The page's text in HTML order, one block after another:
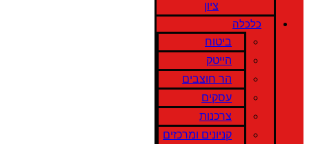
ציון
כלכלה
ביטוח
הייטק
הר חוצבים
עסקים
צרכנות
קניונים ומרכזים